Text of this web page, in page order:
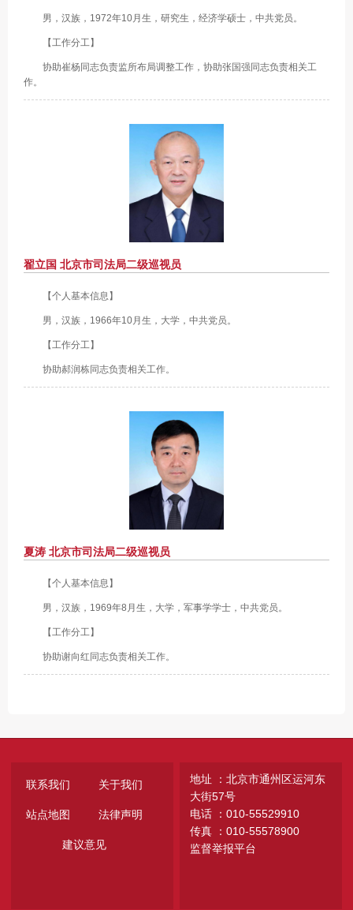
男，汉族，1972年10月生，研究生，经济学硕士，中共党员。
【工作分工】
协助崔杨同志负责监所布局调整工作，协助张国强同志负责相关工
作。
翟立国 北京市司法局二级巡视员
【个人基本信息】
男，汉族，1966年10月生，大学，中共党员。
【工作分工】
协助郝润栋同志负责相关工作。
夏涛 北京市司法局二级巡视员
【个人基本信息】
男，汉族，1969年8月生，大学，军事学学士，中共党员。
【工作分工】
协助谢向红同志负责相关工作。
联系我们 关于我们
站点地图 法律声明
建议意见
地址 ：北京市通州区运河东
大街57号
电话 ：010-55529910
传真 ：010-55578900
监督举报平台